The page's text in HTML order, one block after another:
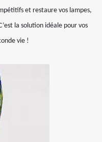
et restaure vos lampes,
la solution idéale pour vos
vie !